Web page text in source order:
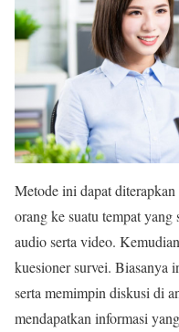
Metode ini dapat
orang ke suatu tempat
audio serta video.
kuesioner survei. Biasanya
serta memimpin diskusi di
mendapatkan informasi